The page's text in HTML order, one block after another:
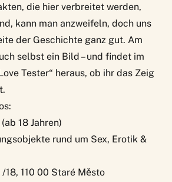
die hier verbreitet werden,
kann man anzweifeln, doch uns
der Geschichte ganz gut. Am
selbst ein Bild – und findet im
Tester“ heraus, ob ihr das Zeig
18 Jahren)
rund um Sex, Erotik &
110 00 Staré Město